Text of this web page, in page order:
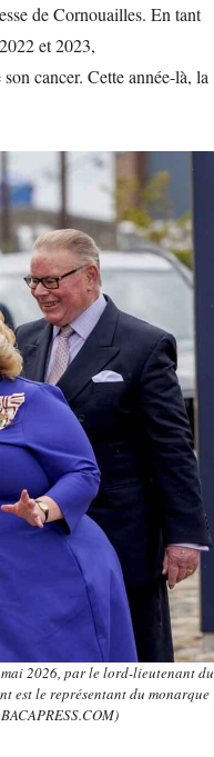
de Cornouailles. En tant
et 2023,
cancer. Cette année-là, la
2026, par le lord-lieutenant du
est le représentant du monarque